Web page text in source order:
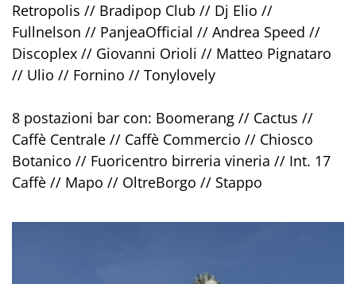
Retropolis // Bradipop Club // Dj Elio //
Fullnelson // PanjeaOfficial // Andrea Speed //
Discoplex // Giovanni Orioli // Matteo Pignataro
// Ulio // Fornino // Tonylovely
8 postazioni bar con: Boomerang // Cactus //
Caffè Centrale // Caffè Commercio // Chiosco
Botanico // Fuoricentro birreria vineria // Int. 17
Caffè // Mapo // OltreBorgo // Stappo